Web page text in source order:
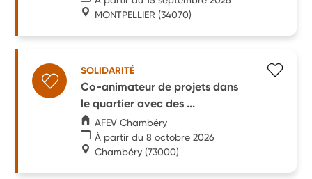
MONTPELLIER (34070)
SOLIDARITÉ
Co-animateur de projets dans
le quartier avec des ...
AFEV Chambéry
À partir du 8 octobre 2026
Chambéry (73000)